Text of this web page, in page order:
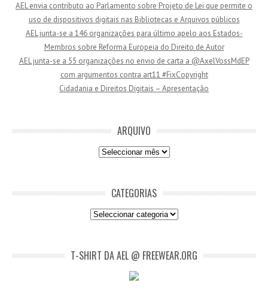
e
AEL envia contributo ao Parlamento sobre Projeto de Lei que permite o
uso de dispositivos digitais nas Bibliotecas e Arquivos públicos
AEL junta-se a 146 organizações para último apelo aos Estados-
Membros sobre Reforma Europeia do Direito de Autor
AEL junta-se a 55 organizações no envio de carta a @AxelVossMdEP
com argumentos contra art11 #FixCopyright
Cidadania e Direitos Digitais – Apresentação
ARQUIVO
Arquivo
CATEGORIAS
Categorias
T-SHIRT DA AEL @ FREEWEAR.ORG